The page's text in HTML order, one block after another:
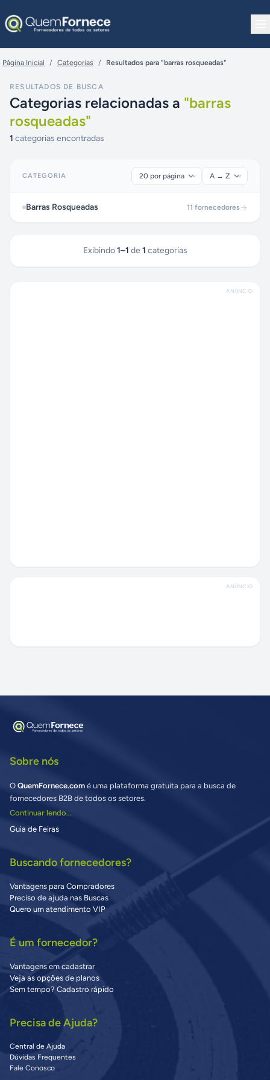
Página Inicial / Categorias / Resultados para "barras rosqueadas"
RESULTADOS DE BUSCA
Categorias relacionadas a "barras
rosqueadas"
1 categorias encontradas
CATEGORIA
Barras Rosqueadas 11 fornecedores
Exibindo 1–1 de 1 categorias
ANÚNCIO
ANÚNCIO
Sobre nós
O QuemFornece.com é uma plataforma gratuita para a busca de
fornecedores B2B de todos os setores.
Continuar lendo...
Guia de Feiras
Buscando fornecedores?
Vantagens para Compradores
Preciso de ajuda nas Buscas
Quero um atendimento VIP
É um fornecedor?
Vantagens em cadastrar
Veja as opções de planos
Sem tempo? Cadastro rápido
Precisa de Ajuda?
Central de Ajuda
Dúvidas Frequentes
Fale Conosco